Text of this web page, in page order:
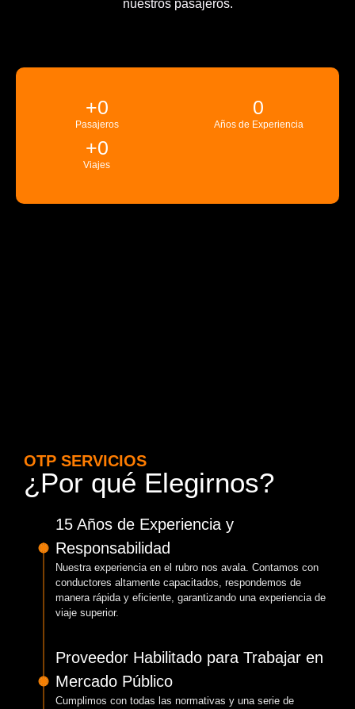
nuestros pasajeros.
Pasajeros
+0
Años de Experiencia
0
Viajes
+0
OTP SERVICIOS
¿Por qué Elegirnos?
15 Años de Experiencia y
Responsabilidad
Nuestra experiencia en el rubro nos avala. Contamos con
conductores altamente capacitados, respondemos de
manera rápida y eficiente, garantizando una experiencia de
viaje superior.
Proveedor Habilitado para Trabajar en
Mercado Público
Cumplimos con todas las normativas y una serie de